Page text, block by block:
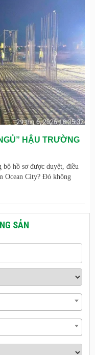
HẬU TRƯỜNG
hồ sơ được duyệt, điều
Ocean City? Đó không
SẢN